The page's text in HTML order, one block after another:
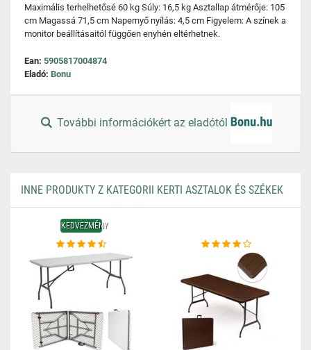
Maximális terhelhetősé 60 kg Súly: 16,5 kg Asztallap átmérője: 105
cm Magassá 71,5 cm Napernyő nyílás: 4,5 cm Figyelem: A színek a
monitor beállításaitól függően enyhén eltérhetnek.
Ean: 5905817004874
Eladó: Bonu
További információkért az eladótól
INNE PRODUKTY Z KATEGORII KERTI ASZTALOK ÉS SZÉKEK
KEDVEZMÉNY